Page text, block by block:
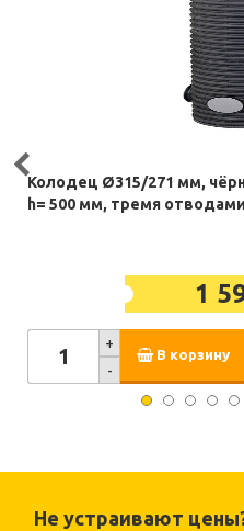
Колодец Ø315/271 мм,
h= 500 мм, тремя
1
+
-
В корзину
Не устраивают